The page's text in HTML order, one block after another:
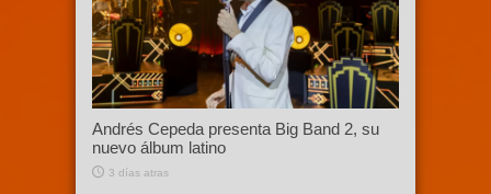
Andrés Cepeda presenta Big Band 2, su
nuevo álbum latino
3 días atras